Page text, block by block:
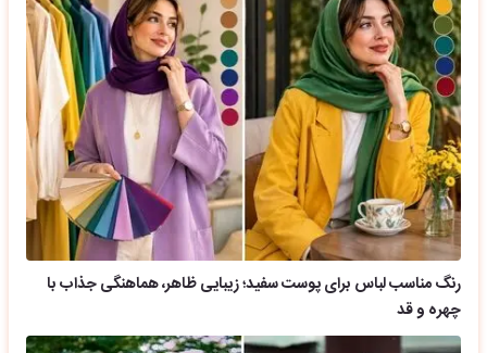
رنگ مناسب لباس برای پوست سفید؛ زیبایی ظاهر، هماهنگی جذاب با
چهره و قد